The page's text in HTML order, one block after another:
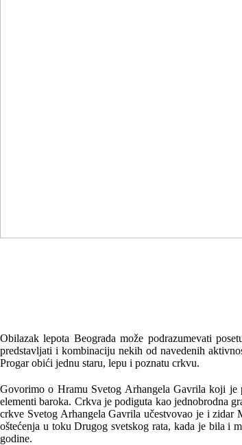
Obilazak lepota Beograda može podrazumevati
predstavljati i kombinaciju nekih od navedenih
Progar obići jednu staru, lepu i poznatu crkvu.
Govorimo o Hramu Svetog Arhangela Gavrila koji je
elementi baroka. Crkva je podiguta kao jednobrodna
crkve Svetog Arhangela Gavrila učestvovao je i
oštećenja u toku Drugog svetskog rata, kada je bila i
godine.